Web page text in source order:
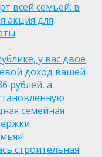
всей семьей: в
акция для
у вас двое
доход вашей
рублей, а
семейная
строительная